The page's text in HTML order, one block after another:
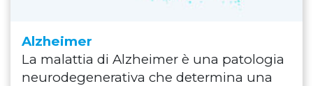
Alzheimer
La malattia di Alzheimer è una patologia
neurodegenerativa che determina una